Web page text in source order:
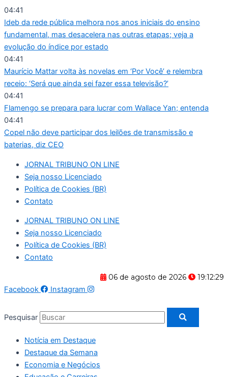
Ir
para
o
conteúdo
04:41
Ideb da rede pública melhora nos anos iniciais do ensino
fundamental, mas desacelera nas outras etapas; veja a
evolução do índice por estado
04:41
Maurício Mattar volta às novelas em ‘Por Você’ e relembra
receio: ‘Será que ainda sei fazer essa televisão?’
04:41
Flamengo se prepara para lucrar com Wallace Yan; entenda
04:41
Copel não deve participar dos leilões de transmissão e
baterias, diz CEO
JORNAL TRIBUNO ON LINE
Seja nosso Licenciado
Política de Cookies (BR)
Contato
JORNAL TRIBUNO ON LINE
Seja nosso Licenciado
Política de Cookies (BR)
Contato
06 de agosto de 2026
19:12:30
Facebook
Instagram
Pesquisar
Notícia em Destaque
Destaque da Semana
Economia e Negócios